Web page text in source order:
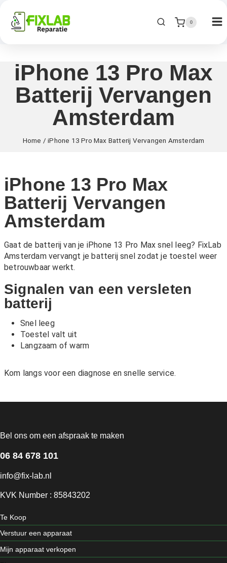
0
iPhone 13 Pro Max
Batterij Vervangen
Amsterdam
Home / iPhone 13 Pro Max Batterij Vervangen Amsterdam
iPhone 13 Pro Max
Batterij Vervangen
Amsterdam
Gaat de batterij van je iPhone 13 Pro Max snel leeg? FixLab
Amsterdam vervangt je batterij snel zodat je toestel weer
betrouwbaar werkt.
Signalen van een versleten
batterij
Snel leeg
Toestel valt uit
Langzaam of warm
Kom langs voor een diagnose en snelle service.
Bel ons om een afspraak te maken
06 84 678 101
info@fix-lab.nl
KVK Number : 85843202
Te Koop
Verstuur een apparaat
Mijn apparaat verkopen